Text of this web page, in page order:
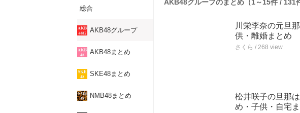
総合
AKB48グループ
AKB48まとめ
SKE48まとめ
NMB48まとめ
AKB48グループのまとめ（1～15件 / 131
川栄李奈の元旦
供・離婚まとめ
さくら / 268 view
松井咲子の旦那
め・子供・自宅